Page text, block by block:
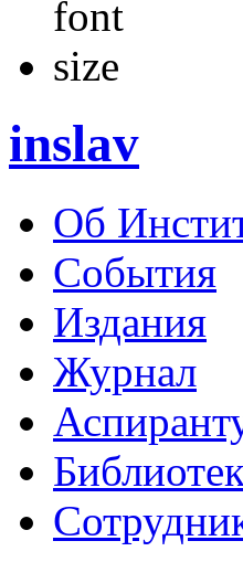
inslav
Об
События
Издания
Журнал